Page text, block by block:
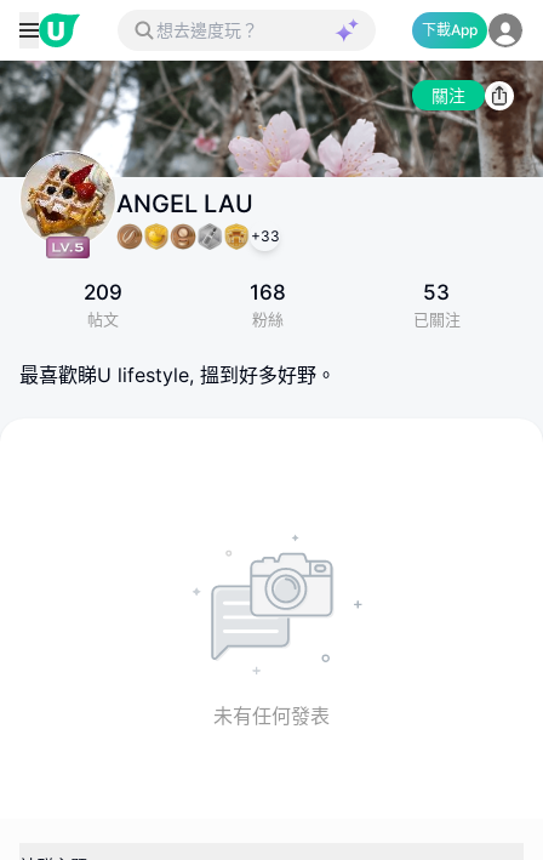
下載App
關注
ANGEL LAU
+33
209
帖文
168
粉絲
53
已關注
最喜歡睇U lifestyle, 搵到好多好野。
未有任何發表